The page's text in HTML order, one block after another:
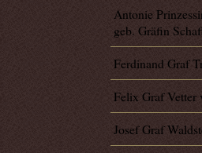
Antonie
geb. Gräfin
Ferdinand Graf
Felix Graf Vetter
Josef Graf